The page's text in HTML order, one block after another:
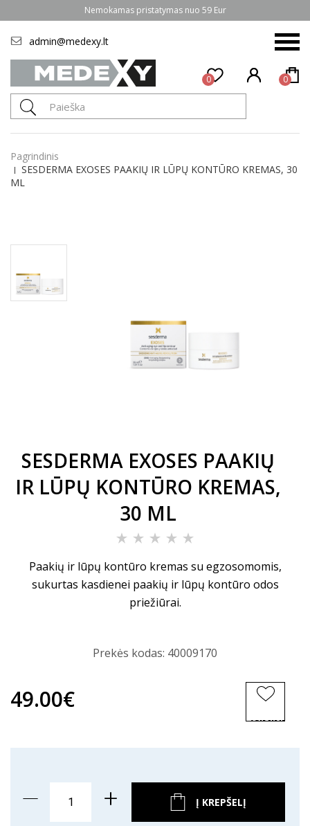
Nemokamas pristatymas nuo 59 Eur
admin@medexy.lt
0 0
Pagrindinis
SESDERMA EXOSES PAAKIŲ IR LŪPŲ KONTŪRO KREMAS, 30
ML
SESDERMA EXOSES PAAKIŲ
IR LŪPŲ KONTŪRO KREMAS,
30 ML
Paakių ir lūpų kontūro kremas su egzosomomis,
sukurtas kasdienei paakių ir lūpų kontūro odos
priežiūrai.
Prekės kodas: 40009170
49.00€
Į KREPŠELĮ
ĮSIMINTI